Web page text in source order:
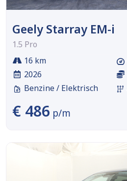
Geely Starray EM-i
1.5 Pro
16 km
2026
Benzine / Elektrisch
€ 486 p/m